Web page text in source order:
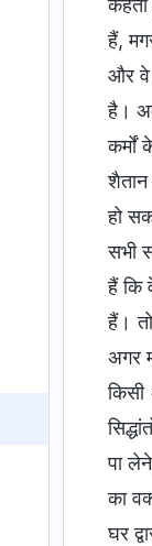
हैं,
और वे
है।
कर्मों
शैतान
हो
सभी
हैं कि
हैं।
अगर
पा
का
घर